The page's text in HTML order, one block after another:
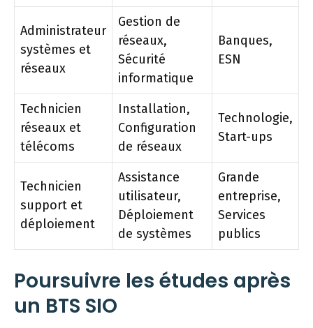
Administrateur
systèmes et
réseaux
Gestion de
réseaux,
Sécurité
informatique
Banques,
ESN
Technicien
réseaux et
télécoms
Installation,
Configuration
de réseaux
Technologie,
Start-ups
Technicien
support et
déploiement
Assistance
utilisateur,
Déploiement
de systèmes
Grande
entreprise,
Services
publics
Poursuivre les études après
un BTS SIO